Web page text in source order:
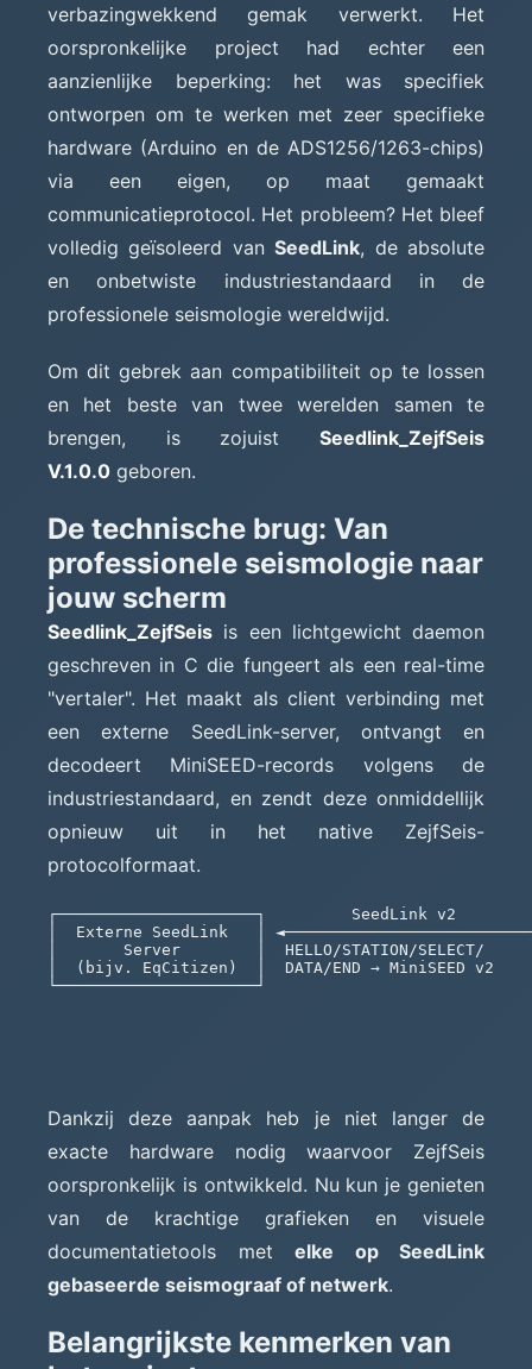
verbazingwekkend gemak verwerkt. Het
oorspronkelijke project had echter een
aanzienlijke beperking: het was specifiek
ontworpen om te werken met zeer specifieke
hardware (Arduino en de ADS1256/1263-chips)
via een eigen, op maat gemaakt
communicatieprotocol. Het probleem? Het bleef
volledig geïsoleerd vanSeedLink, de absolute
en onbetwiste industriestandaard in de
professionele seismologie wereldwijd.
Om dit gebrek aan compatibiliteit op te lossen
en het beste van twee werelden samen te
brengen, is zojuist Seedlink_ZejfSeis
V.1.0.0 geboren.
De technische brug: Van
professionele seismologie naar
jouw scherm
Seedlink_ZejfSeis is een lichtgewicht daemon
geschreven in C die fungeert als een real-time
"vertaler". Het maakt als client verbinding met
een externe SeedLink-server, ontvangt en
decodeert MiniSEED-records volgens de
industriestandaard, en zendt deze onmiddellijk
opnieuw uit in het native ZejfSeis-
protocolformaat.
┌─────────────────────┐         SeedLink v2
│  Externe SeedLink   │
│       Server        │  HELLO/STATION/SELECT/
│  (bijv. EqCitizen)  │  DATA/END →
└─────────────────────┘
Dankzij deze aanpak heb je niet langer de
exacte hardware nodig waarvoor ZejfSeis
oorspronkelijk is ontwikkeld. Nu kun je genieten
van de krachtige grafieken en visuele
documentatietools met elke op SeedLink
gebaseerde seismograaf of netwerk.
Belangrijkste kenmerken van